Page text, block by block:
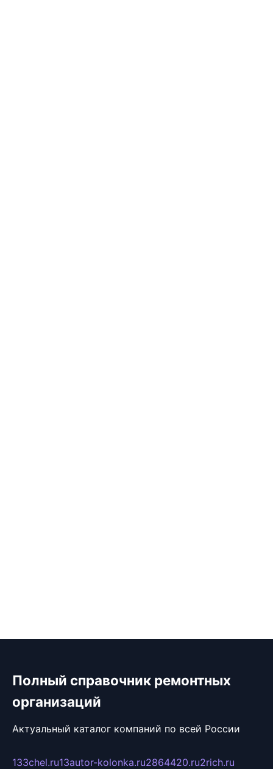
Полный справочник ремонтных
организаций
Актуальный каталог компаний по всей России
133chel.ru13autor-kolonka.ru2864420.ru2rich.ru